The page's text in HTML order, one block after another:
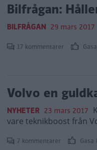
Bilfrågan:
BILFRÅGAN 29 mars 2017
17 kommentarer
Volvo en
NYHETER 23 mars 2017
vare teknikboost från
7 kommentarer Gasa